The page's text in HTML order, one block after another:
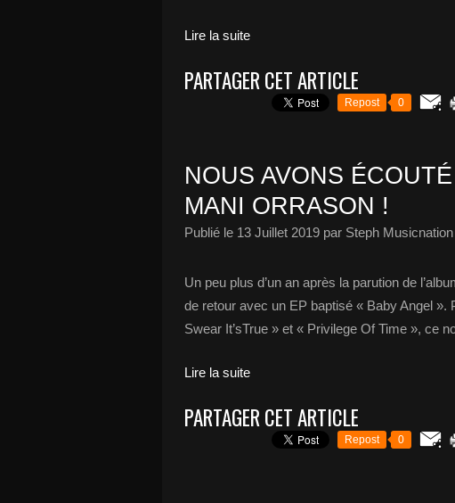
Lire la suite
PARTAGER CET ARTICLE
Repost 0
NOUS AVONS
MANI ORRASON !
Publié le 13 Juillet 2019 par Steph Musicnation
Un peu plus d’un an après la parution de
de retour avec un EP baptisé « Baby Angel
Swear It’sTrue » et « Privilege Of Time », ce
Lire la suite
PARTAGER CET ARTICLE
Repost 0